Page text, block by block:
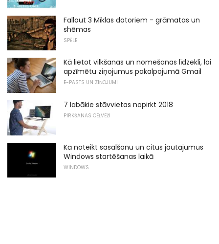
Fallout 3 Mīklas datoriem - grāmatas un
shēmas
SPĒLE
Kā lietot vilkšanas un nomešanas līdzekli, lai
apzīmētu ziņojumus pakalpojumā Gmail
E-PASTS UN ZIŅOJUMI
7 labākie stāvvietas nopirkt 2018
PIRKŠANAS CEĻVEŽI
Kā noteikt sasalšanu un citus jautājumus
Windows startēšanas laikā
WINDOWS